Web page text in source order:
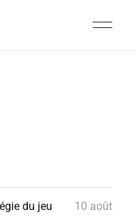
du jeu
10 août